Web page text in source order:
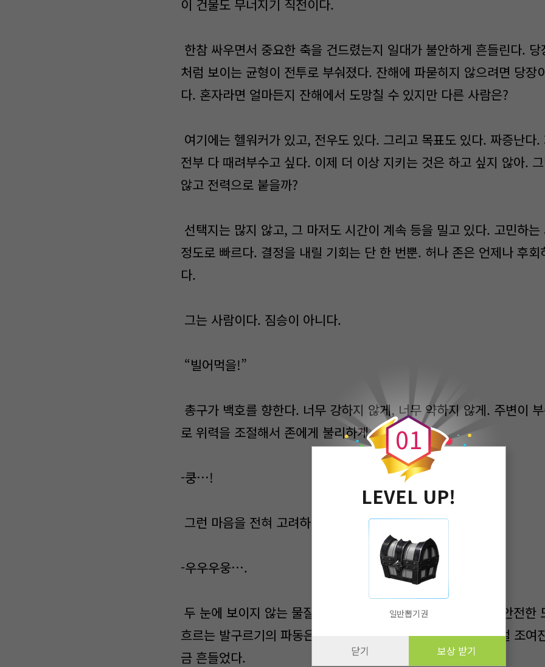
이 건물도 무너지기 직전이다.
한참 싸우면서 중요한 축을 건드렸는지 일대가 불안하게 흔들린다.
처럼 보이는 균형이 전투로 부숴졌다. 잔해에 파묻히지 않으려면 당장
다. 혼자라면 얼마든지 잔해에서 도망칠 수 있지만 다른 사람은?
여기에는 헬워커가 있고, 전우도 있다. 그리고 목표도 있다. 짜증난다
전부 다 때려부수고 싶다. 이제 더 이상 지키는 것은 하고 싶지 않아.
않고 전력으로 붙을까?
선택지는 많지 않고, 그 마저도 시간이 계속 등을 밀고 있다. 고민하
정도로 빠르다. 결정을 내릴 기회는 단 한 번뿐. 허나 존은 언제나 후회
다.
그는 사람이다. 짐승이 아니다.
“빌어먹을!”
총구가 백호를 향한다. 너무 강하지 않게, 너무 약하지 않게. 주변이
로 위력을 조절해서 존에게 불리하게.
-쿵…!
그런 마음을 전혀 고려하지 않는 짐승은 크게 발을 굴렀다.
-우우우웅….
두 눈에 보이지 않는 물질의 파동. 절묘한 균형을 맞추며 이 불안전한
흐르는 발구르기의 파동은 어설프게 만든 시멘트 벽과 나사가 덜 조여
금 흔들었다.
0
0
1
LEVEL UP!
일반뽑기권
닫기 보상 받기